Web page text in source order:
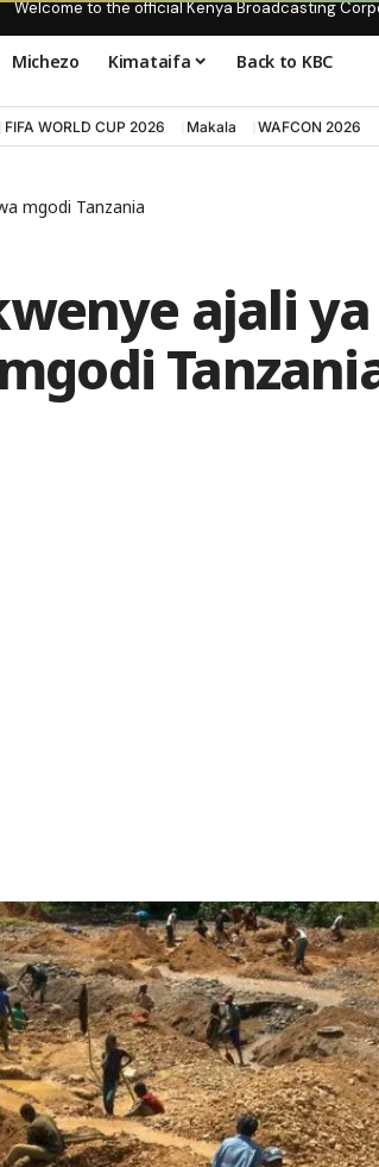
Welcome to the official Kenya Broadcasting
Michezo Kimataifa Back to KBC
FIFA WORLD CUP 2026 Makala WAFCON 2026
mgodi Tanzania
ajali ya